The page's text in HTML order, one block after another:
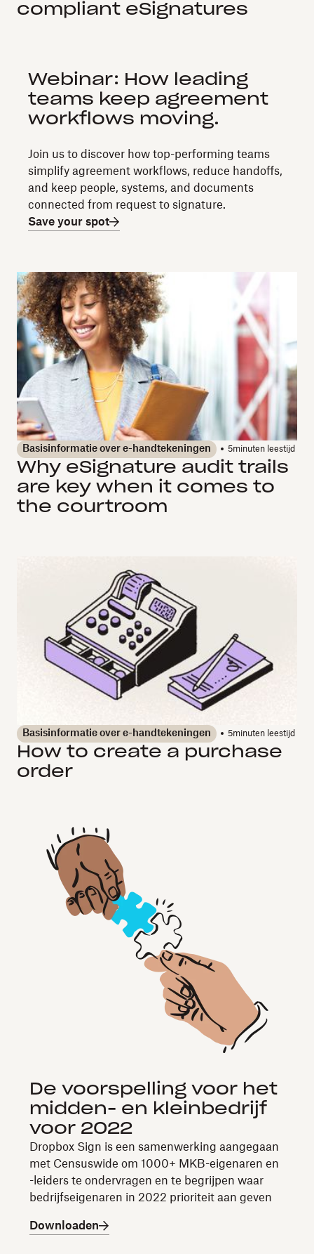
compliant eSignatures
Webinar: How leading
teams keep agreement
workflows moving.
Join us to discover how top-performing teams
simplify agreement workflows, reduce handoffs,
and keep people, systems, and documents
connected from request to signature.
Save your spot
Basisinformatie over e-handtekeningen 5minuten leestijd
Why eSignature audit trails
are key when it comes to
the courtroom
Basisinformatie over e-handtekeningen 5minuten leestijd
How to create a purchase
order
De voorspelling voor het
midden- en kleinbedrijf
voor 2022
Dropbox Sign is een samenwerking aangegaan
met Censuswide om 1000+ MKB-eigenaren en
-leiders te ondervragen en te begrijpen waar
bedrijfseigenaren in 2022 prioriteit aan geven
Downloaden